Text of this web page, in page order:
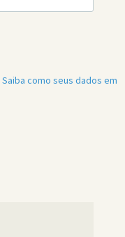
Saiba como seus dados em